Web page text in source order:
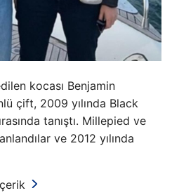
kocası Benjamin
çift, 2009 yılında Black
tanıştı. Millepied ve
ve 2012 yılında